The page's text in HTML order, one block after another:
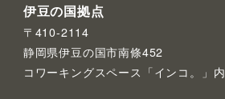
伊豆の国拠点
〒410-2114
静岡県伊豆の国市南條452
コワーキングスペース「インコ。」内